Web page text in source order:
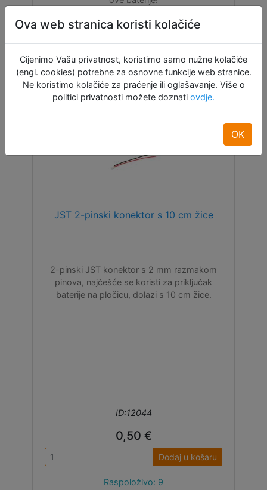
ID:12005
12,50 €
Dodaj u košaru
Raspoloživo: 3
JST 2-pinski konektor s 10 cm žice
2-pinski JST konektor s 2 mm razmakom
pinova, najčešće se koristi za priključak
baterije na pločicu, dolazi s 10 cm žice.
ID:12044
0,50 €
Dodaj u košaru
Raspoloživo: 9
Ova web stranica koristi kolačiće
Cijenimo Vašu privatnost, koristimo samo nužne kolačiće
(engl. cookies) potrebne za osnovne funkcije web stranice.
Ne koristimo kolačiće za praćenje ili oglašavanje. Više o
politici privatnosti možete doznati ovdje.
OK